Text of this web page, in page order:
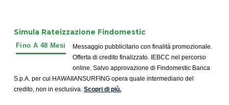
Simula Rateizzazione Findomestic
Messaggio pubblicitario con finalità promozionale.
Offerta di credito finalizzato. IEBCC nel percorso
online. Salvo approvazione di Findomestic Banca
S.p.A. per cui HAWAIIANSURFING opera quale intermediario del
credito, non in esclusiva. Scopri di più.